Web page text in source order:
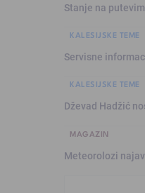
Stanje na
KALESIJSKE TEME
Servisne
KALESIJSKE TEME
Dževad Hadžić
MAGAZIN
Meteorolozi